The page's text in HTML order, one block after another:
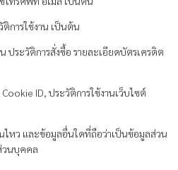
การใช้งาน เป็นต้น
ประวัติการสั่งซื้อ รายละเอียดบัตรเครดิต
ID, ประวัติการใช้งานเว็บไซต์
ไหว และข้อมูลอื่นใดที่ถือว่าเป็นข้อมูลส่วน
วนบุคคล